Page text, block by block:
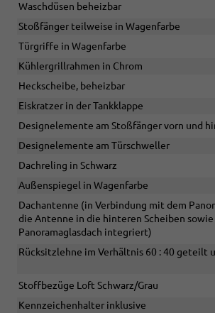
Waschdüsen beheizbar
Stoßfänger teilweise in Wagenfarbe
Türgriffe in Wagenfarbe
Kühlergrillrahmen in Chrom
Heckscheibe, beheizbar
Eiskratzer in der Tankklappe
Designelemente am Stoßfänger vorn und
Designelemente am Türschweller
Dachreling in Schwarz
Außenspiegel in Wagenfarbe
Dachantenne (in Verbindung mit dem
die Antenne in die hinteren Scheiben sowie
Panoramaglasdach integriert)
Rücksitzlehne im Verhältnis 60 : 40 geteilt
Stoffbezüge Loft Schwarz/Grau
Kennzeichenhalter inklusive